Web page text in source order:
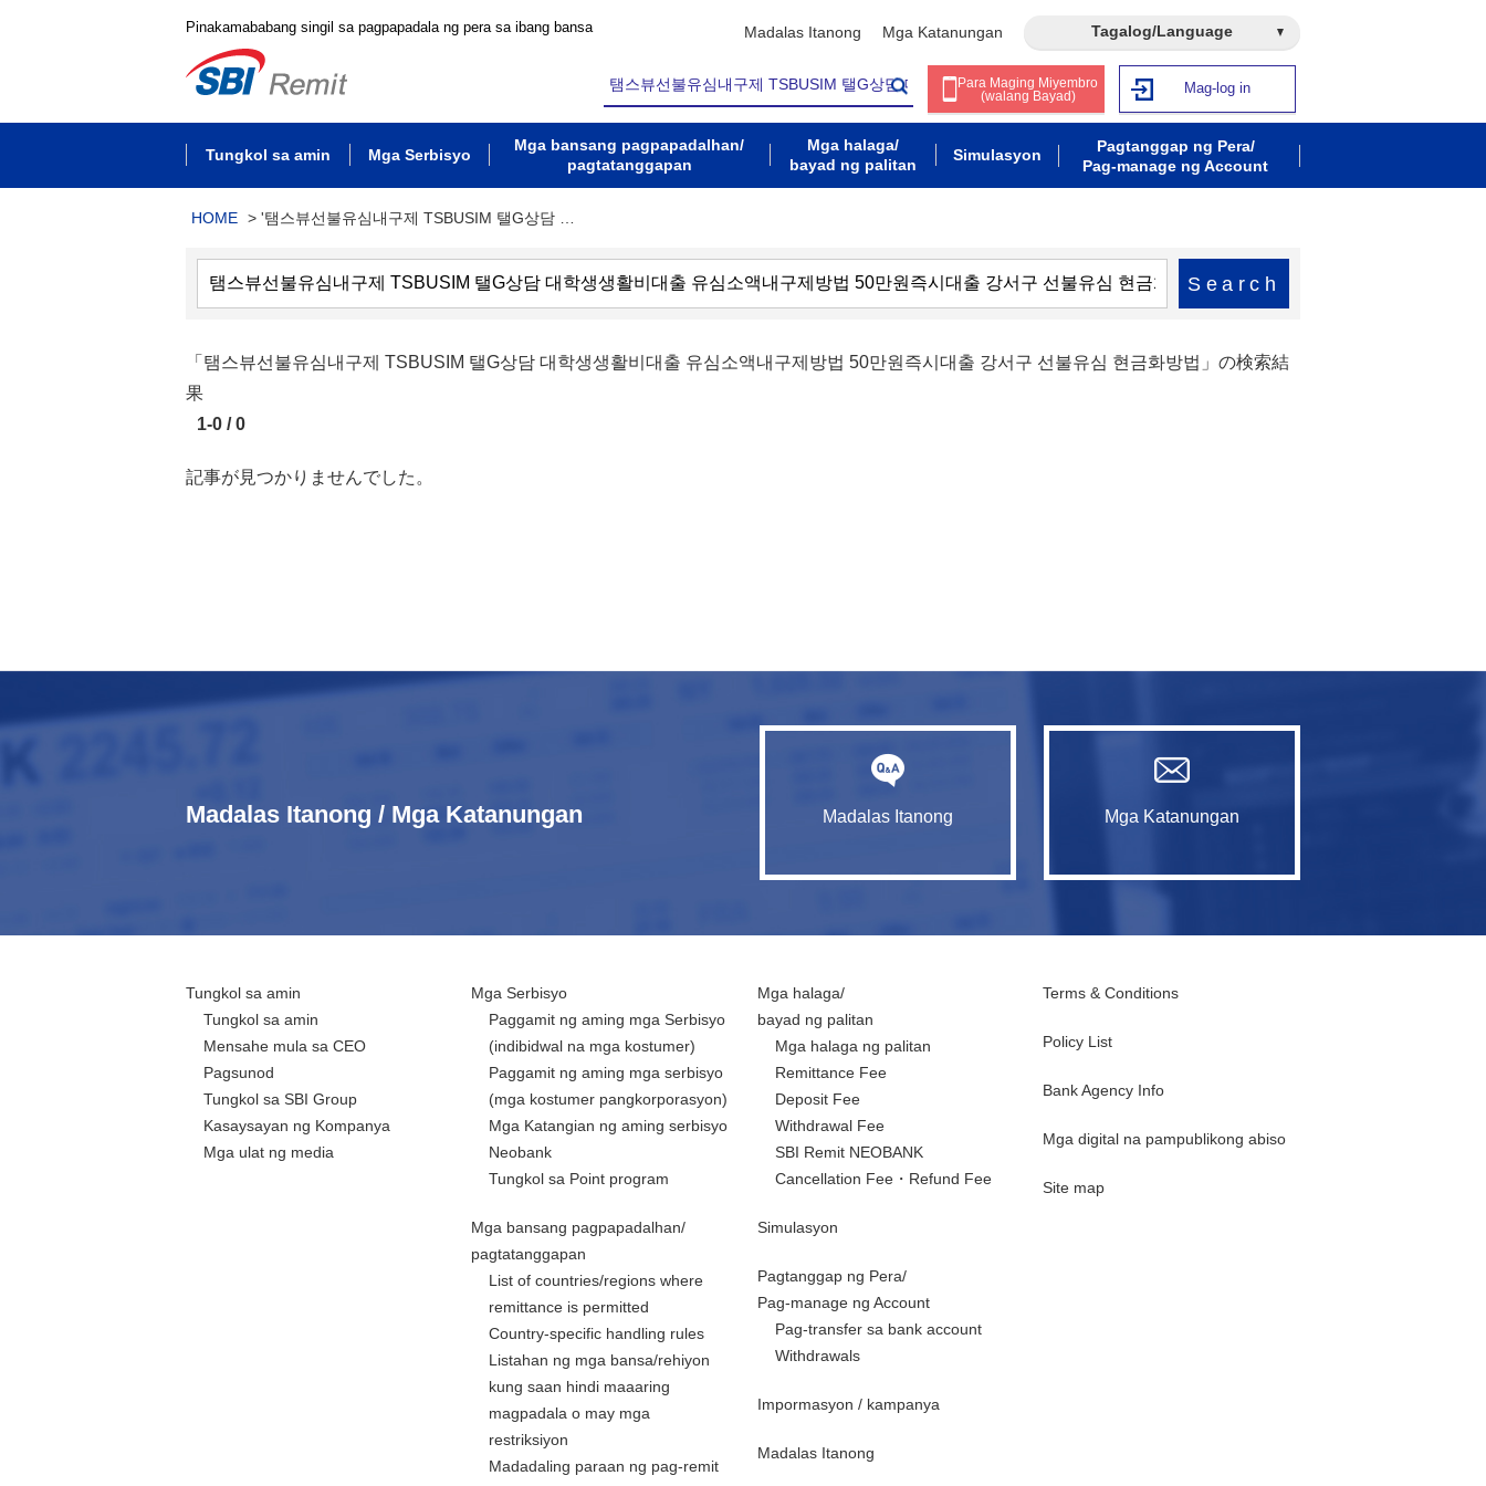
Pinakamababang singil sa pagpapadala ng pera sa ibang bansa Madalas Itanong Mga Katanungan Tagalog/Language
Para Maging Miyembro
(walang Bayad)
Mag-log in
Tungkol sa amin Mga Serbisyo
Mga bansang pagpapadalhan/
pagtatanggapan
Mga halaga/
bayad ng palitan
Simulasyon
Pagtanggap ng Pera/
Pag-manage ng Account
HOME > '탬스뷰선불유심내구제 TSBUSIM 탤G상담 …
Search
「탬스뷰선불유심내구제 TSBUSIM 탤G상담 대학생생활비대출 유심소액내구제방법 50만원즉시대출 강서구 선불유심 현금화방법」の検索結
果
1-0 / 0
記事が見つかりませんでした。
Madalas Itanong / Mga Katanungan Madalas Itanong Mga Katanungan
Tungkol sa amin
Tungkol sa amin
Mensahe mula sa CEO
Pagsunod
Tungkol sa SBI Group
Kasaysayan ng Kompanya
Mga ulat ng media
Mga Serbisyo
Paggamit ng aming mga Serbisyo
(indibidwal na mga kostumer)
Paggamit ng aming mga serbisyo
(mga kostumer pangkorporasyon)
Mga Katangian ng aming serbisyo
Neobank
Tungkol sa Point program
Mga bansang pagpapadalhan/
pagtatanggapan
List of countries/regions where
remittance is permitted
Country-specific handling rules
Listahan ng mga bansa/rehiyon
kung saan hindi maaaring
magpadala o may mga
restriksiyon
Madadaling paraan ng pag-remit
Mga halaga/
bayad ng palitan
Mga halaga ng palitan
Remittance Fee
Deposit Fee
Withdrawal Fee
SBI Remit NEOBANK
Cancellation Fee・Refund Fee
Simulasyon
Pagtanggap ng Pera/
Pag-manage ng Account
Pag-transfer sa bank account
Withdrawals
Impormasyon / kampanya
Madalas Itanong
Terms & Conditions
Policy List
Bank Agency Info
Mga digital na pampublikong abiso
Site map